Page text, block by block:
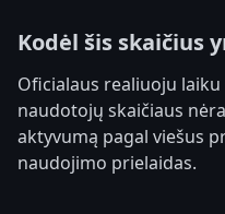
Kodėl šis skaičius
Oficialaus realiuoju
naudotojų skaičiaus
aktyvumą pagal viešus
naudojimo prielaidas.